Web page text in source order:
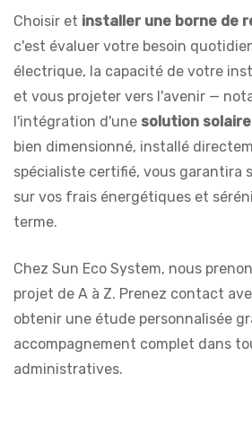
Choisir et installer une borne de
c'est évaluer votre besoin
électrique, la capacité de votre
et vous projeter vers l'avenir —
l'intégration d'une solution solaire
bien dimensionné, installé
spécialiste certifié, vous garantira
sur vos frais énergétiques et
terme.
Chez Sun Eco System, nous
projet de A à Z. Prenez contact
obtenir une étude personnalisée
accompagnement complet dans
administratives.